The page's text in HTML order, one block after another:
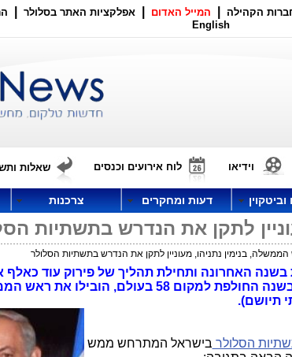
הקהילה המייל האדום אפלקציות האתר בסלולר
English
וידיאו לוח אירועים וכנסים שאלות
דעות ומחקרים צרכנות
לתקן את הנדרש בתשתיות
בנימין נתניהו, מעוניין לתקן את הנדרש בתשתיות הסלולר
תשתיות הסלולר בישראל (721 אנטנות בשנה האחרונה ותחילת תהליך של פירוק עוד
ומתגים ממש בימים אלו), מה שהוביל את ישראל בשנה החולפת למקום 58 בעולם,
תיושם).
הסלולר בישראל המתרחש ממש